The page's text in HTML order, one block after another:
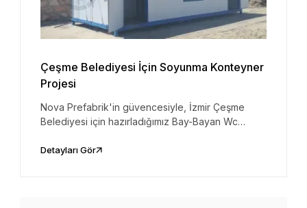
Çeşme Belediyesi İçin Soyunma Konteyner
Projesi
Nova Prefabrik'in güvencesiyle, İzmir Çeşme
Belediyesi için hazırladığımız Bay-Bayan Wc
hizmetinizde.
Detayları Gör